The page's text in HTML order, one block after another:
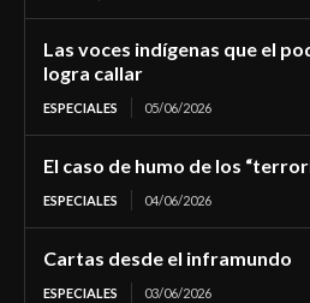
Las voces indígenas que el
logra callar
ESPECIALES 05/06/2026
El caso de humo de los
ESPECIALES 04/06/2026
Cartas desde el inframundo
ESPECIALES 03/06/2026